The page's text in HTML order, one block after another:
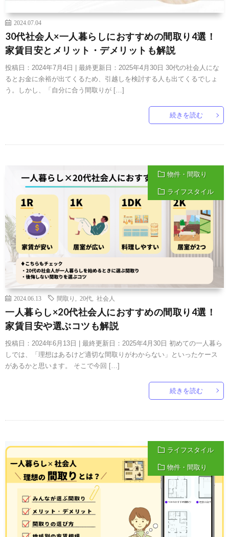
2024.07.04
30代社会人×一人暮らしにおすすめの間取り4選！
家賃目安とメリット・デメリットも解説
投稿日：2024年7月4日 | 最終更新日：2025年4月30日 30代の社会人にな
るとお金に余裕が出てくるため、引越しを検討する人も出てくるでしょ
う。しかし、「自分に合う間取りが […]
続きを読む
物件・間取り
ライフスタイル
2024.06.13 間取り 20代 社会人
一人暮らし×20代社会人におすすめの間取り4選！
家賃目安や選ぶコツも解説
投稿日：2024年6月13日 | 最終更新日：2025年4月30日 初めての一人暮ら
しでは、「理想はあるけど適切な間取りがわからない」といったケース
があるかと思います。 そこで今回 […]
続きを読む
ライフスタイル
物件・間取り